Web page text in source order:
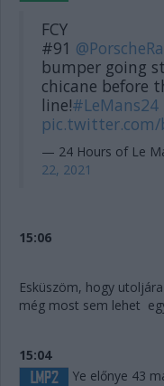
FCY
#91
bumper going
chicane before
line!#LeMans24
— 24 Hours of Le
22, 2021
15:06
Esküszöm, hogy
még most sem lehet
15:04
Ye előnye 43